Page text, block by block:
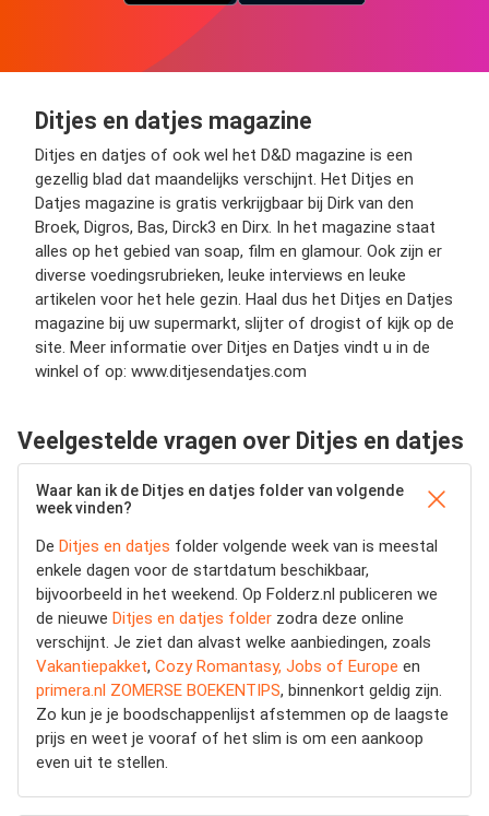
Ditjes en datjes magazine
Ditjes en datjes of ook wel het D&D magazine is een
gezellig blad dat maandelijks verschijnt. Het Ditjes en
Datjes magazine is gratis verkrijgbaar bij Dirk van den
Broek, Digros, Bas, Dirck3 en Dirx. In het magazine staat
alles op het gebied van soap, film en glamour. Ook zijn er
diverse voedingsrubrieken, leuke interviews en leuke
artikelen voor het hele gezin. Haal dus het Ditjes en Datjes
magazine bij uw supermarkt, slijter of drogist of kijk op de
site. Meer informatie over Ditjes en Datjes vindt u in de
winkel of op: www.ditjesendatjes.com
Veelgestelde vragen over Ditjes en datjes
Waar kan ik de Ditjes en datjes folder van volgende
week vinden?
De Ditjes en datjes folder volgende week van is meestal
enkele dagen voor de startdatum beschikbaar,
bijvoorbeeld in het weekend. Op Folderz.nl publiceren we
de nieuwe Ditjes en datjes folder zodra deze online
verschijnt. Je ziet dan alvast welke aanbiedingen, zoals
Vakantiepakket, Cozy Romantasy, Jobs of Europe en
primera.nl ZOMERSE BOEKENTIPS, binnenkort geldig zijn.
Zo kun je je boodschappenlijst afstemmen op de laagste
prijs en weet je vooraf of het slim is om een aankoop
even uit te stellen.